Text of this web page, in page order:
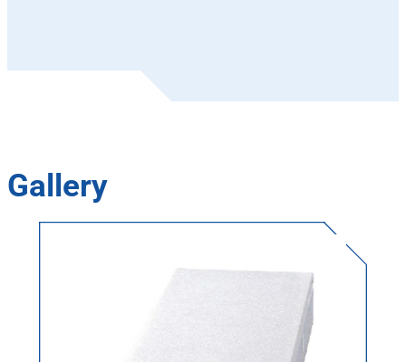
Gallery